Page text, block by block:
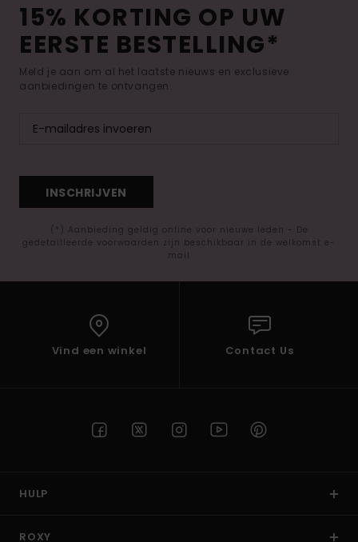
15% KORTING OP UW
EERSTE BESTELLING*
Meld je aan om al het laatste nieuws en exclusieve
aanbiedingen te ontvangen.
INSCHRIJVEN
(*) Aanbieding geldig online voor nieuwe leden - De
gedetailleerde voorwaarden zijn beschikbaar in de welkomst e-
mail
Vind een winkel Contact Us
HULP
ROXY